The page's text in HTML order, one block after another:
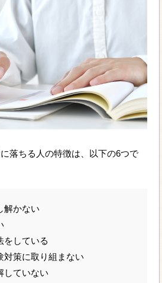
落ちる人の特徴は、以下の6つで
解かない
をしている
対策に取り組まない
していない